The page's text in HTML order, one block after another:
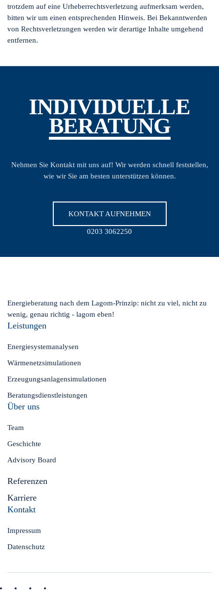
trotzdem auf eine Urheberrechtsverletzung aufmerksam werden,
bitten wir um einen entsprechenden Hinweis. Bei Bekanntwerden
von Rechtsverletzungen werden wir derartige Inhalte umgehend
entfernen.
INDIVIDUELLE
BERATUNG
Nehmen Sie Kontakt mit uns auf! Wir werden schnell feststellen,
wie wir Sie am besten unterstützen können.
KONTAKT AUFNEHMEN
0203 3062250
Energieberatung nach dem Lagom-Prinzip: nicht zu viel, nicht zu
wenig, genau richtig - lagom eben!
Leistungen
Energiesystemanalysen
Wärmenetzsimulationen
Erzeugungsanlagensimulationen
Beratungsdienstleistungen
Über uns
Team
Geschichte
Advisory Board
Referenzen
Karriere
Kontakt
Impressum
Datenschutz